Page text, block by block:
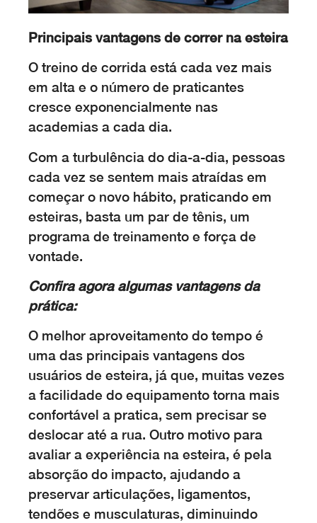
Principais vantagens de correr na esteira
O treino de corrida está cada vez mais
em alta e o número de praticantes
cresce exponencialmente nas
academias a cada dia.
Com a turbulência do dia-a-dia, pessoas
cada vez se sentem mais atraídas em
começar o novo hábito, praticando em
esteiras, basta um par de tênis, um
programa de treinamento e força de
vontade.
Confira agora algumas vantagens da
prática:
O melhor aproveitamento do tempo é
uma das principais vantagens dos
usuários de esteira, já que, muitas vezes
a facilidade do equipamento torna mais
confortável a pratica, sem precisar se
deslocar até a rua. Outro motivo para
avaliar a experiência na esteira, é pela
absorção do impacto, ajudando a
preservar articulações, ligamentos,
tendões e musculaturas, diminuindo